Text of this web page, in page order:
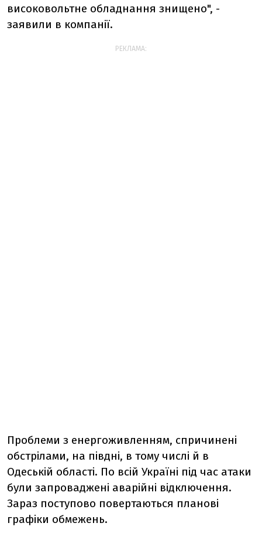
високовольтне обладнання знищено", -
заявили в компанії.
РЕКЛАМА:
Проблеми з енергоживленням, спричинені
обстрілами, на півдні, в тому числі й в
Одеській області. По всій Україні під час атаки
були запроваджені аварійні відключення.
Зараз поступово повертаються планові
графіки обмежень.